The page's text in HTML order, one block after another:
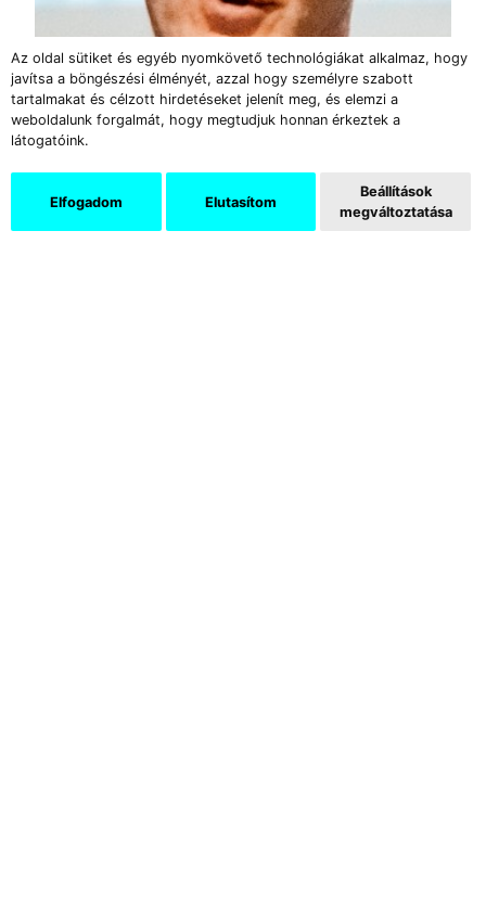
Az oldal sütiket és egyéb nyomkövető technológiákat alkalmaz, hogy
javítsa a böngészési élményét, azzal hogy személyre szabott
tartalmakat és célzott hirdetéseket jelenít meg, és elemzi a
weboldalunk forgalmát, hogy megtudjuk honnan érkeztek a
látogatóink.
Elfogadom Elutasítom
Beállítások
megváltoztatása